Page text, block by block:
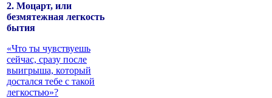
2. Моцарт, или
безмятежная легкость
бытия
«Что ты чувствуешь
сейчас, сразу после
выигрыша, который
достался тебе с такой
легкостью»?